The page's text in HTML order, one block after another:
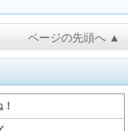
ページの先頭へ ▲